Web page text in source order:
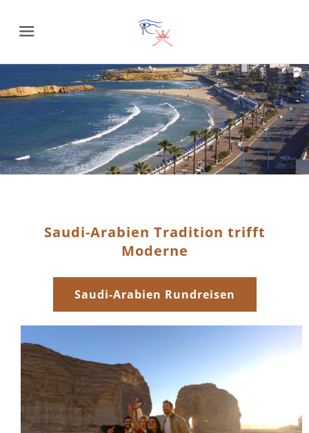
Menu
Saudi-Arabien Tradition trifft
Moderne
Saudi-Arabien Rundreisen